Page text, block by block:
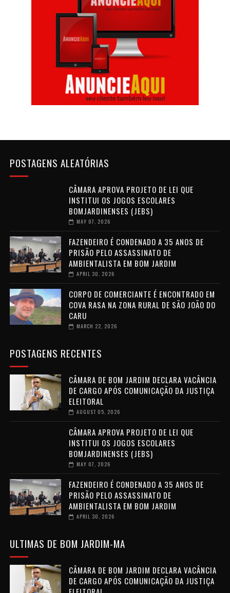
POSTAGENS ALEATÓRIAS
CÂMARA APROVA PROJETO DE LEI QUE
INSTITUI OS JOGOS ESCOLARES
BOMJARDINENSES (JEBS)
MAY 07, 2026
FAZENDEIRO É CONDENADO A 35 ANOS DE
PRISÃO PELO ASSASSINATO DE
AMBIENTALISTA EM BOM JARDIM
APRIL 30, 2026
CORPO DE COMERCIANTE É ENCONTRADO EM
COVA RASA NA ZONA RURAL DE SÃO JOÃO DO
CARU
MARCH 22, 2026
POSTAGENS RECENTES
CÂMARA DE BOM JARDIM DECLARA VACÂNCIA
DE CARGO APÓS COMUNICAÇÃO DA JUSTIÇA
ELEITORAL
AUGUST 05, 2026
CÂMARA APROVA PROJETO DE LEI QUE
INSTITUI OS JOGOS ESCOLARES
BOMJARDINENSES (JEBS)
MAY 07, 2026
FAZENDEIRO É CONDENADO A 35 ANOS DE
PRISÃO PELO ASSASSINATO DE
AMBIENTALISTA EM BOM JARDIM
APRIL 30, 2026
ULTIMAS DE BOM JARDIM-MA
CÂMARA DE BOM JARDIM DECLARA VACÂNCIA
DE CARGO APÓS COMUNICAÇÃO DA JUSTIÇA